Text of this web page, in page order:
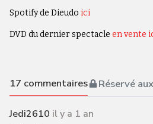
Spotify de Dieudo ici
DVD du dernier spectacle en vente
17 commentaires Réservé
Jedi2610 il y a 1 an